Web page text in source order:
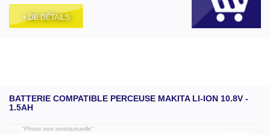
+ DE DÉTAILS
BATTERIE COMPATIBLE PERCEUSE MAKITA LI-ION 10.8V -
1.5AH
"Photo non contractuelle"